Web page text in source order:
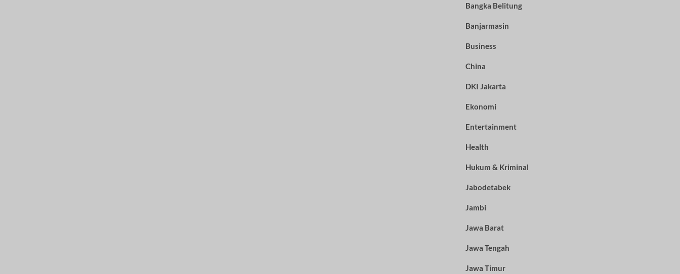
Bangka Belitung
Banjarmasin
Business
China
DKI Jakarta
Ekonomi
Entertainment
Health
Hukum & Kriminal
Jabodetabek
Jambi
Jawa Barat
Jawa Tengah
Jawa Timur